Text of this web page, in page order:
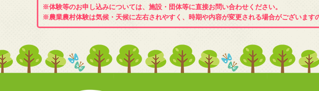
※体験等のお申し込みについては、施設・団体等に直接お問い合わせください。
※農業農村体験は気候・天候に左右されやすく、時期や内容が変更される場合がございます